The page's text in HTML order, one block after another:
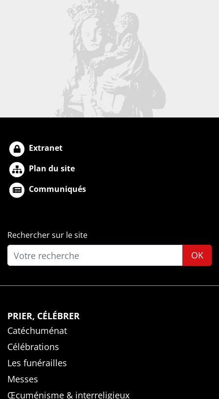
Extranet
Plan du site
Communiqués
Rechercher sur le site
OK
PRIER, CÉLÉBRER
Catéchuménat
Célébrations
Les funérailles
Messes
Œcuménisme & interreligieux